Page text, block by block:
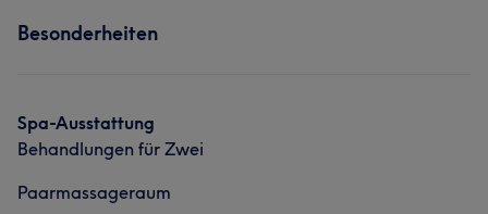
Besonderheiten
Spa-Ausstattung
Behandlungen für Zwei
Paarmassageraum